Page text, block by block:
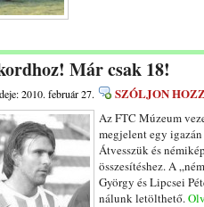
Már csak 18!
2010. február 27. SZÓLJON
Az FTC Múzeum
megjelent egy
Átvesszük és
összesítéshez. A
György és Lipcsei
nálunk letölthető.